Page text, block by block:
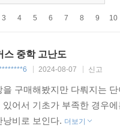
학교와 교육
교통
Stores 식당과 상점
도시와 시골
건강과 안전
3 4 5 6 7 8 9 10
스 중학 고난도
2024-08-07 신고
을 구매해봤지만 다뤄지는
있어서 기초가 부족한 경우
낭비로 보인다. 더보기